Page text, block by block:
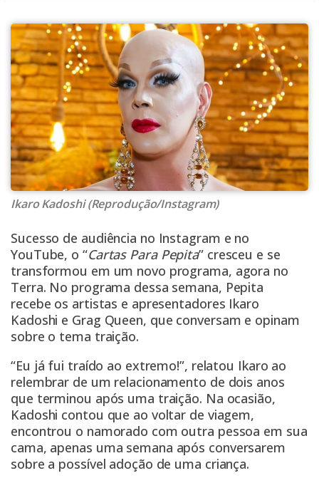
Ikaro Kadoshi (Reprodução/Instagram)
Sucesso de audiência no Instagram e no
YouTube, o “Cartas Para Pepita” cresceu e se
transformou em um novo programa, agora no
Terra. No programa dessa semana, Pepita
recebe os artistas e apresentadores Ikaro
Kadoshi e Grag Queen, que conversam e opinam
sobre o tema traição.
“Eu já fui traído ao extremo!”, relatou Ikaro ao
relembrar de um relacionamento de dois anos
que terminou após uma traição. Na ocasião,
Kadoshi contou que ao voltar de viagem,
encontrou o namorado com outra pessoa em sua
cama, apenas uma semana após conversarem
sobre a possível adoção de uma criança.